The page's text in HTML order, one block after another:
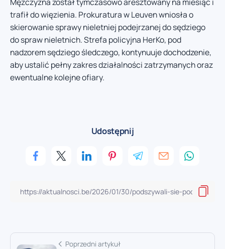
trafił do więzienia. Prokuratura w Leuven wniosła o
skierowanie sprawy nieletniej podejrzanej do sędziego
do spraw nieletnich. Strefa policyjna HerKo, pod
nadzorem sędziego śledczego, kontynuuje dochodzenie,
aby ustalić pełny zakres działalności zatrzymanych oraz
ewentualne kolejne ofiary.
Udostępnij
Poprzedni artykuł